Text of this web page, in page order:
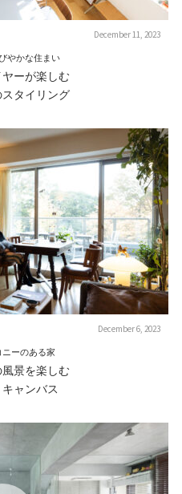
December 11, 2023
やかな住まい
ーが楽しむ
タイリング
December 6, 2023
ーのある家
景を楽しむ
ャンバス